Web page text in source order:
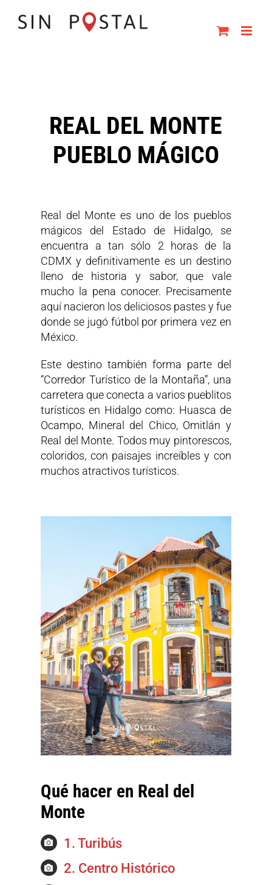
REAL DEL MONTE
PUEBLO MÁGICO
Real del Monte es uno de los pueblos
mágicos del Estado de Hidalgo, se
encuentra a tan sólo 2 horas de la
CDMX y definitivamente es un destino
lleno de historia y sabor, que vale
mucho la pena conocer. Precisamente
aquí nacieron los deliciosos pastes y fue
donde se jugó fútbol por primera vez en
México.
Este destino también forma parte del
“Corredor Turístico de la Montaña”, una
carretera que conecta a varios pueblitos
turísticos en Hidalgo como: Huasca de
Ocampo, Mineral del Chico, Omitlán y
Real del Monte. Todos muy pintorescos,
coloridos, con paisajes increíbles y con
muchos atractivos turísticos.
Qué hacer en Real del
Monte
1. Turibús
2. Centro Histórico